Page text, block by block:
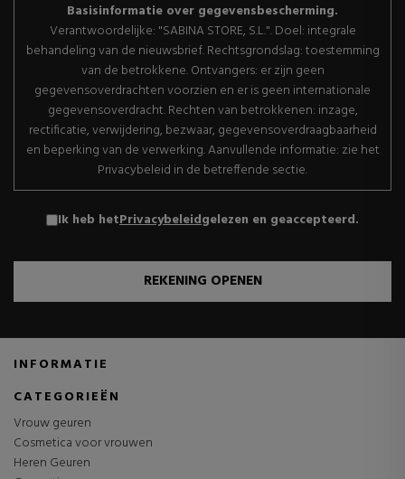
Basisinformatie over gegevensbescherming.
Verantwoordelijke: "SABINA STORE, S.L.". Doel: integrale
behandeling van de nieuwsbrief. Rechtsgrondslag: toestemming
van de betrokkene. Ontvangers: er zijn geen
gegevensoverdrachten voorzien en er is geen internationale
gegevensoverdracht. Rechten van betrokkenen: inzage,
rectificatie, verwijdering, bezwaar, gegevensoverdraagbaarheid
en beperking van de verwerking. Aanvullende informatie: zie het
Privacybeleid in de betreffende sectie.
Ik heb hetPrivacybeleidgelezen en geaccepteerd.
REKENING OPENEN
INFORMATIE
CATEGORIEËN
Vrouw geuren
Cosmetica voor vrouwen
Heren Geuren